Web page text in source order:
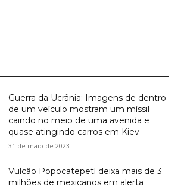
Guerra da Ucrânia: Imagens de dentro
de um veículo mostram um míssil
caindo no meio de uma avenida e
quase atingindo carros em Kiev
31 de maio de 2023
Vulcão Popocatepetl deixa mais de 3
milhões de mexicanos em alerta